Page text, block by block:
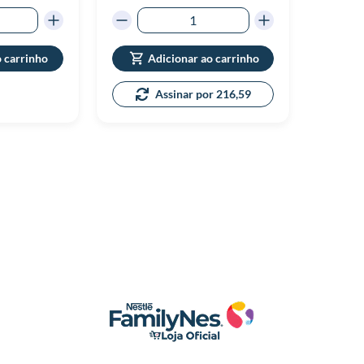
carrinho Adicionar ao carrinho
Assinar por 216,59